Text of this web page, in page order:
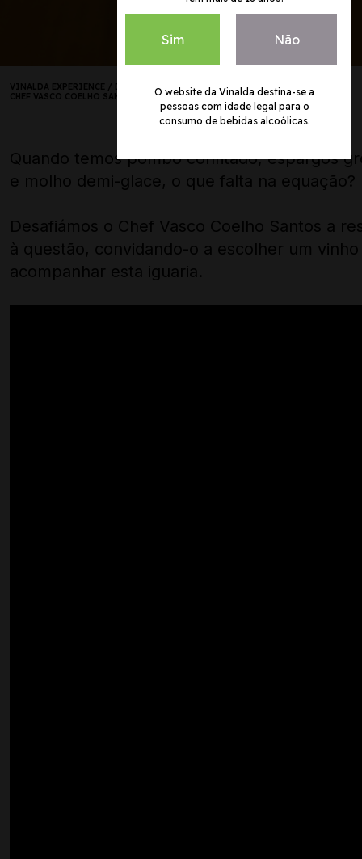
VINALDA EXPERIENCE / DESAFIO AO COZINHEIRO
CHEF VASCO COELHO SANTOS, QUINTA DO MONTE D'OIRO
Quando temos pombo confitado, espargos
e molho demi-glace, o que falta na equação?
Desafiámos o Chef Vasco Coelho Santos a
à questão, convidando-o a escolher um
acompanhar esta iguaria.
Sim Não
O website da Vinalda destina-se a
pessoas com idade legal para o
consumo de bebidas alcoólicas.